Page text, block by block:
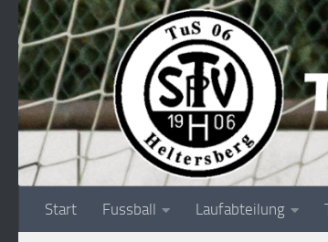
Unter dem Inhalt
Start Fussball Laufabteilung